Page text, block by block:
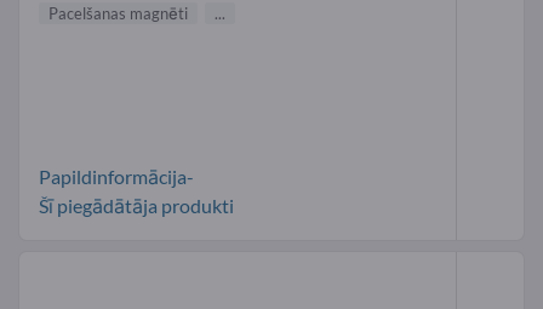
Pacelšanas magnēti ...
Papildinformācija-
Šī piegādātāja produkti